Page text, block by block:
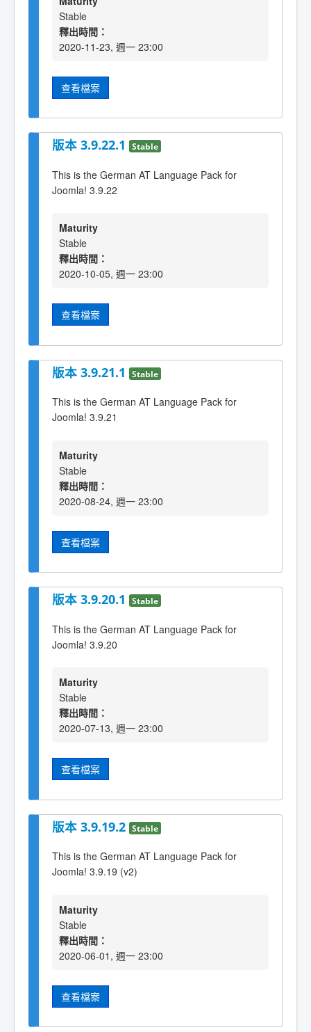
Stable
釋出時間：
2020-11-23, 週一 23:00
查看檔案
版本 3.9.22.1 Stable
This is the German AT Language Pack for
Joomla! 3.9.22
Maturity
Stable
釋出時間：
2020-10-05, 週一 23:00
查看檔案
版本 3.9.21.1 Stable
This is the German AT Language Pack for
Joomla! 3.9.21
Maturity
Stable
釋出時間：
2020-08-24, 週一 23:00
查看檔案
版本 3.9.20.1 Stable
This is the German AT Language Pack for
Joomla! 3.9.20
Maturity
Stable
釋出時間：
2020-07-13, 週一 23:00
查看檔案
版本 3.9.19.2 Stable
This is the German AT Language Pack for
Joomla! 3.9.19 (v2)
Maturity
Stable
釋出時間：
2020-06-01, 週一 23:00
查看檔案